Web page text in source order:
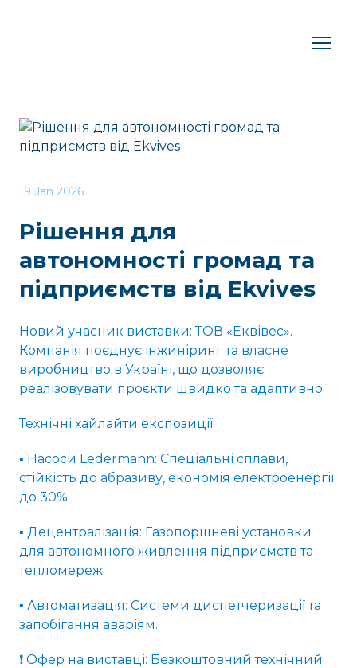
19 Jan 2026
Рішення для
автономності громад та
підприємств від Ekvives
Новий учасник виставки: ТОВ «Еквівес».
Компанія поєднує інжиніринг та власне
виробництво в Україні, що дозволяє
реалізовувати проєкти швидко та адаптивно.
Технічні хайлайти експозиції:
▪️ Насоси Ledermann: Спеціальні сплави,
стійкість до абразиву, економія електроенергії
до 30%.
▪️ Децентралізація: Газопоршневі установки
для автономного живлення підприємств та
тепломереж.
▪️ Автоматизація: Системи диспетчеризації та
запобігання аваріям.
❗️ Офер на виставці: Безкоштовний технічний